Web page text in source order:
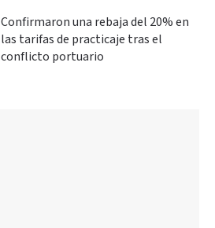
Confirmaron una rebaja del 20% en
las tarifas de practicaje tras el
conflicto portuario